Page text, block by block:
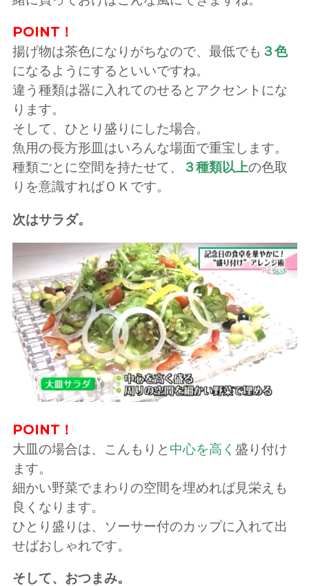
POINT！
揚げ物は茶色になりがちなので、最低でも ３色
になるようにするといいですね。
違う種類は器に入れてのせるとアクセントにな
ります。
そして、ひとり盛りにした場合。
魚用の長方形皿はいろんな場面で重宝します。
種類ごとに空間を持たせて、
３種類以上の色取
りを意識すればＯＫです。
次はサラダ。
POINT！
大皿の場合は、こんもりと 中心を高く 盛り付け
ます。
細かい野菜でまわりの空間を埋めれば見栄えも
良くなります。
ひとり盛りは、ソーサー付のカップに入れて出
せばおしゃれです。
そして、おつまみ。